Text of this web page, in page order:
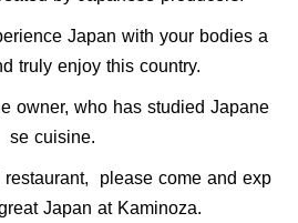
Japan with your bodies a
truly enjoy this country.
owner, who has studied Japane
se cuisine.
please come and exp
Japan at Kaminoza.